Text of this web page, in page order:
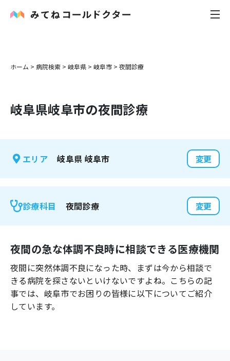
内科
花粉症
感染症
よくあるご質問
ホーム > 病院検索 > 岐阜県 > 岐阜市 > 夜間診療
岐阜県岐阜市の夜間診療
エリア 岐阜県 岐阜市 変更
診療科目 夜間診療 変更
夜間の急な体調不良時に相談できる医療機関
夜間に突然体調不良になった時、まずは今から相談で
きる病院を探さないといけないですよね。こちらの記
事では、 岐阜市でお困りの皆様に以下についてご紹介
しています。